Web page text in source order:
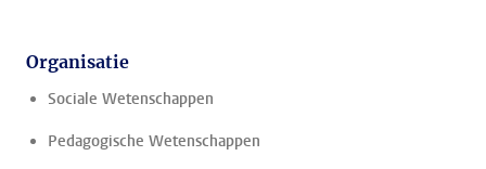
Organisatie
Sociale Wetenschappen
Pedagogische Wetenschappen